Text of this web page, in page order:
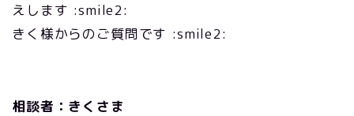
えします :smile2:
きく様からのご質問です :smile2:
相談者：きくさま